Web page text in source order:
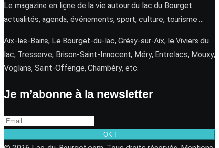
Le magazine en ligne de la vie autour du lac du Bourget :
actualités, agenda, événements, sport, culture, tourisme …
Aix-les-Bains, Le Bourget-du-lac, Grésy-sur-Aix, le Viviers du
lac, Tresserve, Brison-Saint-Innocent, Méry, Entrelacs, Mouxy,
Voglans, Saint-Offenge, Chambéry, etc.
Je m’abonne à la newsletter
OK !